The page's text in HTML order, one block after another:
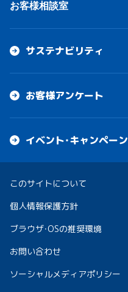
お客様相談室
サステナビリティ
お客様アンケート
イベント・キャンペーン
このサイトについて
個人情報保護方針
ブラウザ・OSの推奨環境
お問い合わせ
ソーシャルメディアポリシー